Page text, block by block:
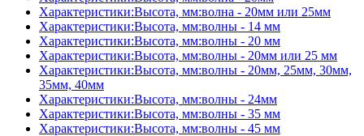
Характеристики:Высота, мм:волна - 20мм или 25мм
Характеристики:Высота, мм:волны - 14 мм
Характеристики:Высота, мм:волны - 20 мм
Характеристики:Высота, мм:волны - 20мм или 25 мм
Характеристики:Высота, мм:волны - 20мм, 25мм, 30мм,
35мм, 40мм
Характеристики:Высота, мм:волны - 24мм
Характеристики:Высота, мм:волны - 35 мм
Характеристики:Высота, мм:волны - 45 мм